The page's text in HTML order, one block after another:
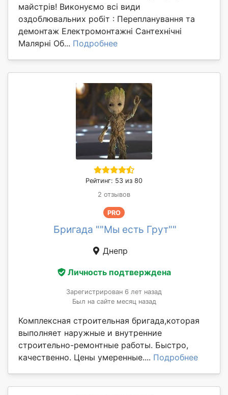
майстрів! Виконуємо всі види
оздоблювальних робіт : Перепланування та
демонтаж Електромонтажні Сантехнічні
Малярні Об... Подробнее
Рейтинг: 53 из 80
2 отзывов
PRO
Бригада ""Мы есть Грут""
Днепр
Личность подтверждена
Зарегистрирован 6 лет назад
Был на сайте месяц назад
Комплексная строительная бригада,которая
выполняет наружные и внутренние
строительно-ремонтные работы. Быстро,
качественно. Цены умеренные.... Подробнее